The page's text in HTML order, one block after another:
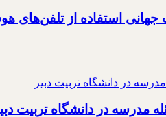
استفاده از تلفن‌های
در دانشگاه تربیت